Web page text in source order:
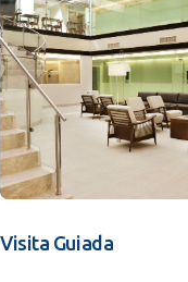
Visita Guiada